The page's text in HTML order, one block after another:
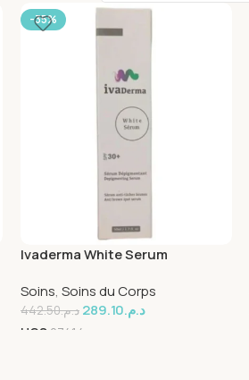
-35%
Ivaderma White Serum
Soins, Soins du Corps
د.م.442.50 د.م.289.10
UGS 27414